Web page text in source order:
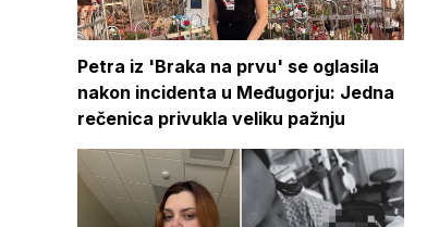
Petra iz 'Braka na prvu' se oglasila
nakon incidenta u Međugorju: Jedna
rečenica privukla veliku pažnju